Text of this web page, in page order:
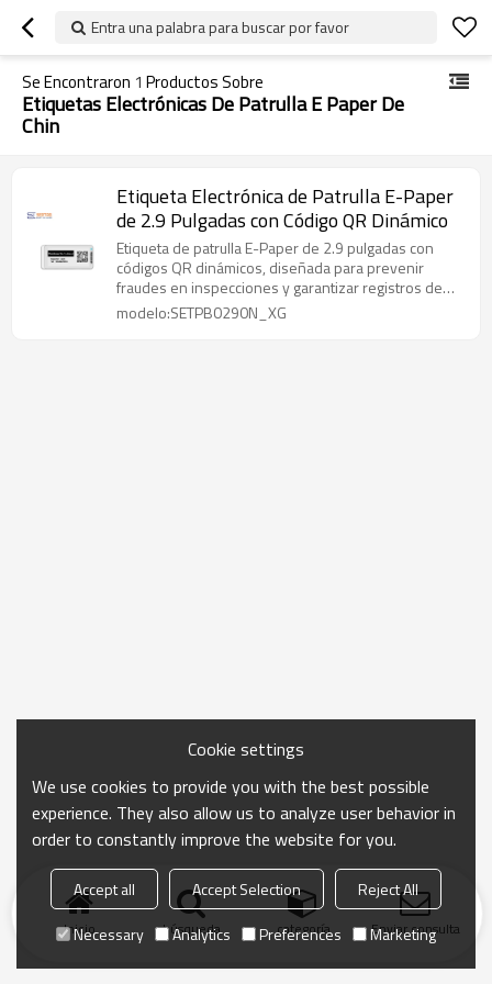
Entra una palabra para buscar por favor
Se Encontraron 1 Productos Sobre
Etiquetas Electrónicas De Patrulla E Paper De
Chin
Etiqueta Electrónica de Patrulla E-Paper
de 2.9 Pulgadas con Código QR Dinámico
Etiqueta de patrulla E-Paper de 2.9 pulgadas con
códigos QR dinámicos, diseñada para prevenir
fraudes en inspecciones y garantizar registros de
verificación reales en sitio.
modelo:SETPB0290N_XG
Inicio búsqueda categoría Enviar consulta
Cookie settings
We use cookies to provide you with the best possible
experience. They also allow us to analyze user behavior in
order to constantly improve the website for you.
Accept all Accept Selection
Reject All
Necessary
Analytics Preferences Marketing